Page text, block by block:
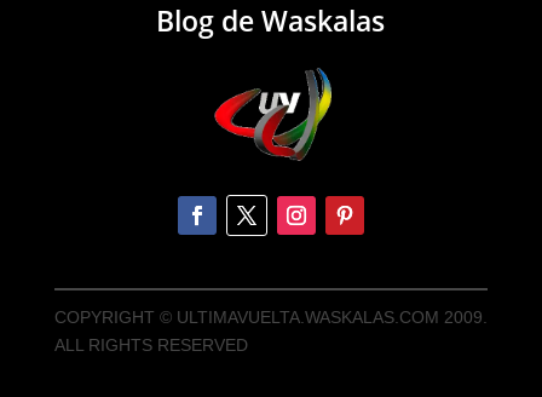
Blog de Waskalas
COPYRIGHT © ULTIMAVUELTA.WASKALAS.COM 2009.
ALL RIGHTS RESERVED